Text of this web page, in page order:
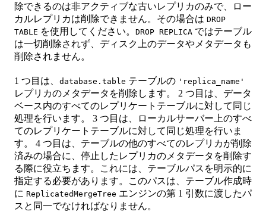
除できるのは非アクティブな古いレプリカのみで、ロー
カルレプリカは削除できません。その場合は DROP
TABLE を使用してください。 DROP REPLICA ではテーブル
は一切削除されず、ディスク上のデータやメタデータも
削除されません。
1 つ目は、 database.table テーブルの 'replica_name'
レプリカのメタデータを削除します。 2 つ目は、データ
ベース内のすべてのレプリケートテーブルに対して同じ
処理を行います。 3 つ目は、ローカルサーバー上のすべ
てのレプリケートテーブルに対して同じ処理を行いま
す。 4 つ目は、テーブルの他のすべてのレプリカが削除
済みの場合に、停止したレプリカのメタデータを削除す
る際に役立ちます。これには、テーブルパスを明示的に
指定する必要があります。このパスは、テーブル作成時
に ReplicatedMergeTree エンジンの第 1 引数に渡したパ
スと同一でなければなりません。